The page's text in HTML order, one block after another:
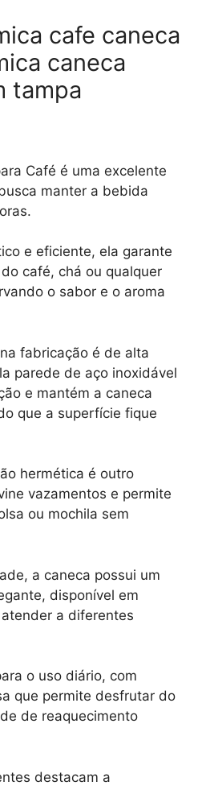
cafe caneca
caneca
tampa
Café é uma excelente
manter a bebida
e eficiente, ela garante
café, chá ou qualquer
o sabor e o aroma
fabricação é de alta
parede de aço inoxidável
e mantém a caneca
que a superfície fique
hermética é outro
vazamentos e permite
ou mochila sem
a caneca possui um
disponível em
a diferentes
o uso diário, com
que permite desfrutar do
de reaquecimento
destacam a